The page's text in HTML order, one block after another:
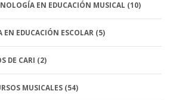
EN EDUCACIÓN MUSICAL (10)
EN EDUCACIÓN ESCOLAR (5)
DE CARI (2)
MUSICALES (54)